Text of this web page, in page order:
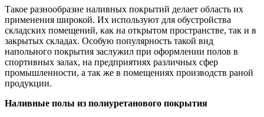
Такое разнообразие наливных покрытий делает область их
применения широкой. Их используют для обустройства
складских помещений, как на открытом пространстве, так и в
закрытых складах. Особую популярность такой вид
напольного покрытия заслужил при оформлении полов в
спортивных залах, на предприятиях различных сфер
промышленности, а так же в помещениях производств раной
продукции.
Наливные полы из полиуретанового покрытия